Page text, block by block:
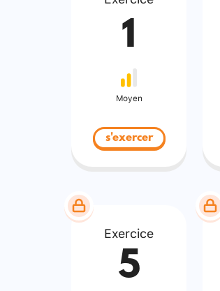
1
Moyen
s'exercer
Exercice
5